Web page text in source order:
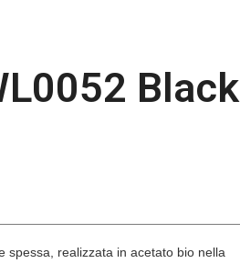
Black
spessa, realizzata in acetato bio nella